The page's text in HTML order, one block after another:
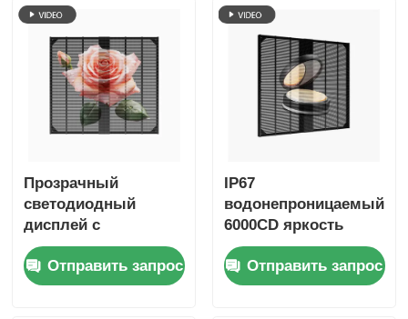
Прозрачный
светодиодный
дисплей с
разрешением HD
1920x1080 и
яркостью 1500 кд,
Отправить запрос
IP67
водонепроницаемый
6000CD яркость
светодиодный экран
с решеткой
настраиваемая
Отправить запрос